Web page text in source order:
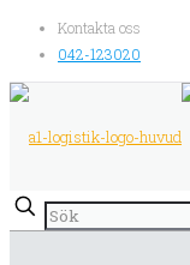
Kontakta oss
042-123020